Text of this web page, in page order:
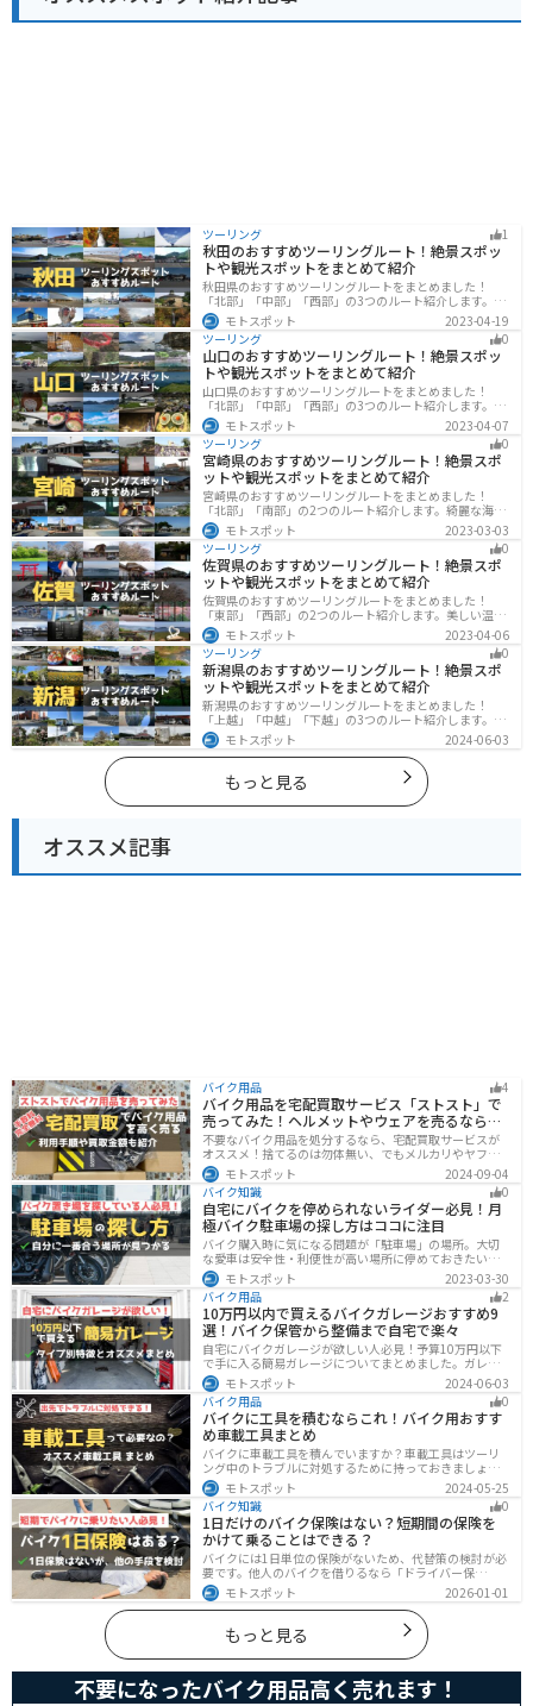
史的な観光スポットも多く点在しています。特に、聖徳
太子ゆかりの寺院である信貴山朝護孫子寺は、迫力のあ
ツーリング 1
秋田のおすすめツーリングルート！絶景スポッ
トや観光スポットをまとめて紹介
秋田県のおすすめツーリングルートをまとめました！
「北部」「中部」「西部」の3つのルート紹介します。自
然豊かな山々や湖、温泉地が点在し、四季折々の景色を
楽しめるスポットが多数あります。バイクで秋田県にツ
ーリングに行く際は参考にしてください。
モトスポット
2023-04-19
ツーリング
0
山口のおすすめツーリングルート！絶景スポッ
トや観光スポットをまとめて紹介
山口県のおすすめツーリングルートをまとめました！
「北部」「中部」「西部」の3つのルート紹介します。美
しい海岸線や山々を楽しむことができます。バイクで山
口県にツーリングに行く際は参考にしてください。
モトスポット
2023-04-07
ツーリング
0
宮崎県のおすすめツーリングルート！絶景スポ
ットや観光スポットをまとめて紹介
宮崎県のおすすめツーリングルートをまとめました！
「北部」「南部」の2つのルート紹介します。綺麗な海岸
線が特徴的な海・自然豊かな山・趣のある神社を満喫す
るツーリングができます。バイクで宮崎県にツーリング
に行く際は参考にしてください。
モトスポット
2023-03-03
ツーリング
0
佐賀県のおすすめツーリングルート！絶景スポ
ットや観光スポットをまとめて紹介
佐賀県のおすすめツーリングルートをまとめました！
「東部」「西部」の2つのルート紹介します。美しい温泉
地や古墳群、歴史ある城や神社仏閣など、バイクツーリ
ングに適したスポットが多数存在し、様々な楽しみ方が
できます。バイクで佐賀県にツーリングに行く際は参考
にしてください。
モトスポット
2023-04-06
ツーリング
0
新潟県のおすすめツーリングルート！絶景スポ
ットや観光スポットをまとめて紹介
新潟県のおすすめツーリングルートをまとめました！
「上越」「中越」「下越」の3つのルート紹介します。自
然豊かな山と海、グルメも充実しており、自然を満喫す
るツーリングができます。バイクで新潟県にツーリング
に行く際は参考にしてください。
モトスポット 2024-06-03
もっと見る
オススメ記事
バイク用品 4
バイク用品を宅配買取サービス「ストスト」で
売ってみた！ヘルメットやウェアを売るならオ
ススメ
不要なバイク用品を処分するなら、宅配買取サービスが
オススメ！捨てるのは勿体無い、でもメルカリやヤフオ
クに出すのは面倒だし手数料がかかる...STST（ストス
ト）なら手数料や送料など完全無料で、自宅から送るだ
けでOKなので超簡単に売れます！ストストを実際に使っ
てみたので、流れや買取金額などを紹介します。
モトスポット
2024-09-04
バイク知識
0
自宅にバイクを停められないライダー必見！月
極バイク駐車場の探し方はココに注目
バイク購入時に気になる問題が「駐車場」の場所。大切
な愛車は安全性・利便性が高い場所に停めておきたいで
すよね？ 当記事ではそんな駐車場選びについて解説して
います。すでにバイクを持っていて、新しい駐車場を探
している人もぜひ参考にしてくださいね。
モトスポット
2023-03-30
バイク用品
2
10万円以内で買えるバイクガレージおすすめ9
選！バイク保管から整備まで自宅で楽々
自宅にバイクガレージが欲しい人必見！予算10万円以下
で手に入る簡易ガレージについてまとめました。ガレー
ジの種類やメリットデメリットからオススメ商品まで徹
底解説しますので、自宅にセキュリティの高いバイク保
管庫や整備場所が欲しい方は参考にしてください。
モトスポット
2024-06-03
バイク用品
0
バイクに工具を積むならこれ！バイク用おすす
め車載工具まとめ
バイクに車載工具を積んでいますか？車載工具はツーリ
ング中のトラブルに対処するために持っておきましょ
う。車載工具でどんなことができるのか、どんな車載工
具を持っておけばいいのかなど、バイク用車載工具につ
いて紹介します！
モトスポット
2024-05-25
バイク知識
0
1日だけのバイク保険はない？短期間の保険を
かけて乗ることはできる？
バイクには1日単位の保険がないため、代替策の検討が必
要です。他人のバイクを借りるなら「ドライバー保
険」、125cc以下で家族が車持ちなら「ファミリーバイク
特約」、自身のバイクなら「バイク保険の短期加入」が
有効です。手間を省くなら、任意保険込みの「レンタル
バイク」も選べます。
モトスポット 2026-01-01
もっと見る
不要になったバイク用品高く売れます！